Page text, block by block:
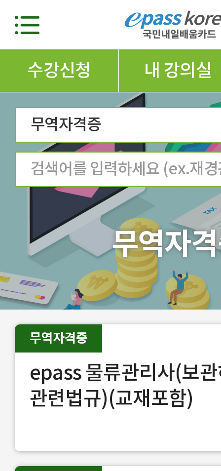
수강신청 내 강의실
무역자격증
무역자
epass 물류관리사(보
관련법규)(교재포함)
무역자격증